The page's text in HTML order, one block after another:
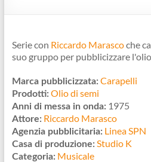
Serie con Riccardo Marascoche
suo gruppo per pubblicizzare
Marca pubblicizzata: Carapelli
Prodotti: Olio di semi
Anni di messa in onda: 1975
Attore: Riccardo Marasco
Agenzia pubblicitaria: Linea SPN
Casa di produzione: Studio K
Categoria: Musicale